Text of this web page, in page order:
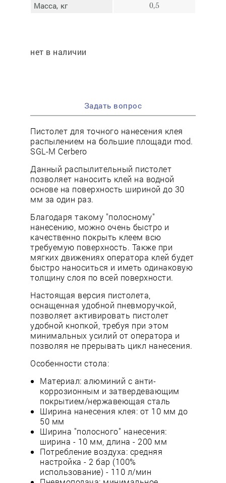
Масса, кг 0,5
нет в наличии
Задать вопрос
Пистолет для точного нанесения клея
распылением на большие площади mod.
SGL-M Cerbero
Данный распылительный пистолет
позволяет наносить клей на водной
основе на поверхность шириной до 30
мм за один раз.
Благодаря такому "полосному"
нанесению, можно очень быстро и
качественно покрыть клеем всю
требуемую поверхность. Также при
мягких движениях оператора клей будет
быстро наноситься и иметь одинаковую
толщину слоя по всей поверхности.
Настоящая версия пистолета,
оснащенная удобной пневморучкой,
позволяет активировать пистолет
удобной кнопкой, требуя при этом
минимальных усилий от оператора и
позволяя не прерывать цикл нанесения.
Особенности стола:
Материал: алюминий с анти-
коррозионным и затвердевающим
покрытием/нержавеющая сталь
Ширина нанесения клея: от 10 мм до
50 мм
Ширина "полосного" нанесения:
ширина - 10 мм, длина - 200 мм
Потребление воздуха: средняя
настройка - 2 бар (100%
использование) - 110 л/мин